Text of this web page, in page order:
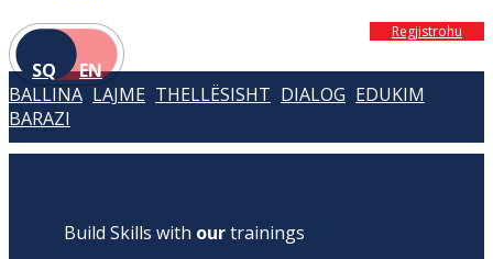
SQ EN
Regjistrohu
BALLINA LAJME THELLËSISHT DIALOG EDUKIM
BARAZI
Build Skills with ourtrainings